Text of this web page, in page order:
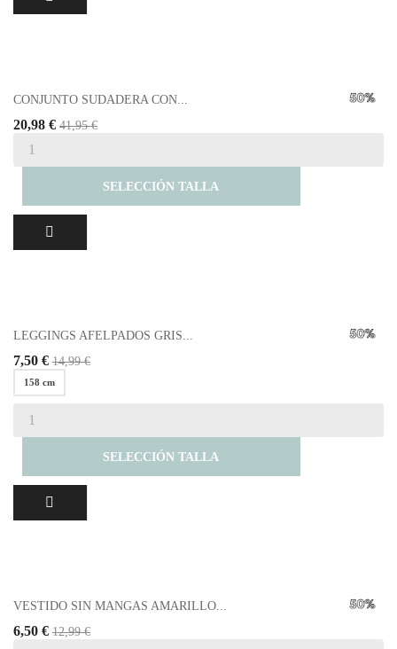
CONJUNTO SUDADERA CON...
20,98 € 41,95 €
SELECCIÓN TALLA
LEGGINGS AFELPADOS GRIS...
7,50 € 14,99 €
158 cm
SELECCIÓN TALLA
VESTIDO SIN MANGAS AMARILLO...
6,50 € 12,99 €